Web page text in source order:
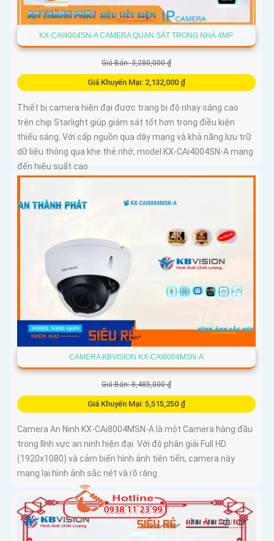
KX-CAI4004SN-A CAMERA QUAN SÁT TRONG NHÀ 4MP
Giá Bán: 3,280,000 ₫
Giá Khuyến Mại: 2,132,000 ₫
Thiết bị camera hiện đại được trang bị độ nhạy sáng cao
trên chip Starlight giúp giám sát tốt hơn trong điều kiện
thiếu sáng. Với cấp nguồn qua dây mạng và khả năng lưu trữ
dữ liệu thông qua khe thẻ nhớ, model KX-CAi4004SN-A mang
đến hiệu suất cao
CAMERA KBVISION KX-CAI8004MSN-A
Giá Bán: 8,485,000 ₫
Giá Khuyến Mại: 5,515,250 ₫
Camera An Ninh KX-CAi8004MSN-A là một Camera hàng đầu
trong lĩnh vực an ninh hiện đại. Với độ phân giải Full HD
(1920x1080) và cảm biến hình ảnh tiên tiến, camera này
mang lại hình ảnh sắc nét và rõ ràng